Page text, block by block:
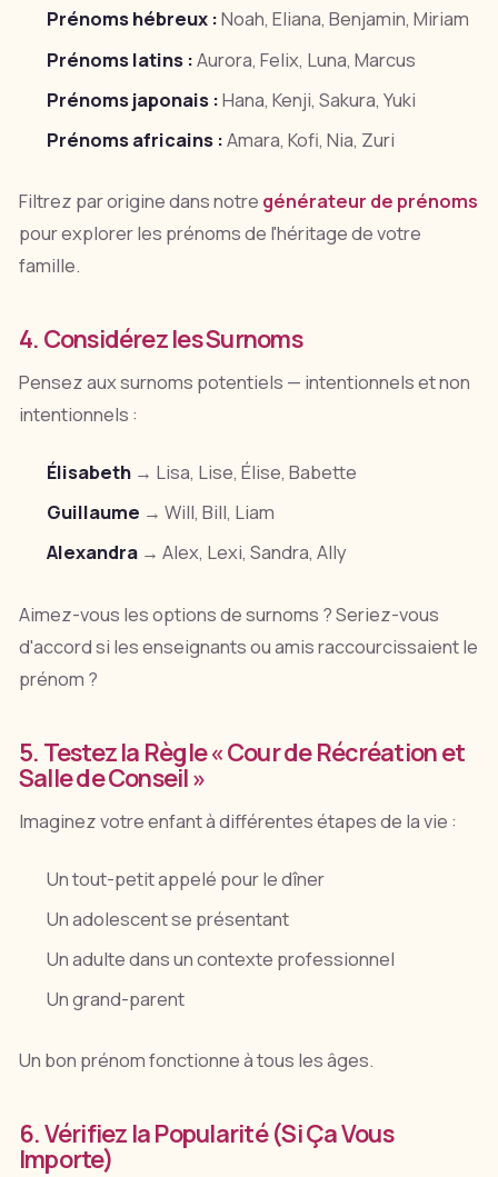
Prénoms hébreux :Noah, Eliana, Benjamin, Miriam
Prénoms latins :Aurora, Felix, Luna, Marcus
Prénoms japonais :Hana, Kenji, Sakura, Yuki
Prénoms africains :Amara, Kofi, Nia, Zuri
Filtrez par origine dans notre générateur de prénoms
pour explorer les prénoms de l'héritage de votre
famille.
4. Considérez les Surnoms
Pensez aux surnoms potentiels — intentionnels et non
intentionnels :
Élisabeth → Lisa, Lise, Élise, Babette
Guillaume → Will, Bill, Liam
Alexandra → Alex, Lexi, Sandra, Ally
Aimez-vous les options de surnoms ? Seriez-vous
d'accord si les enseignants ou amis raccourcissaient le
prénom ?
5. Testez la Règle « Cour de Récréation et
Salle de Conseil »
Imaginez votre enfant à différentes étapes de la vie :
Un tout-petit appelé pour le dîner
Un adolescent se présentant
Un adulte dans un contexte professionnel
Un grand-parent
Un bon prénom fonctionne à tous les âges.
6. Vérifiez la Popularité (Si Ça Vous
Importe)